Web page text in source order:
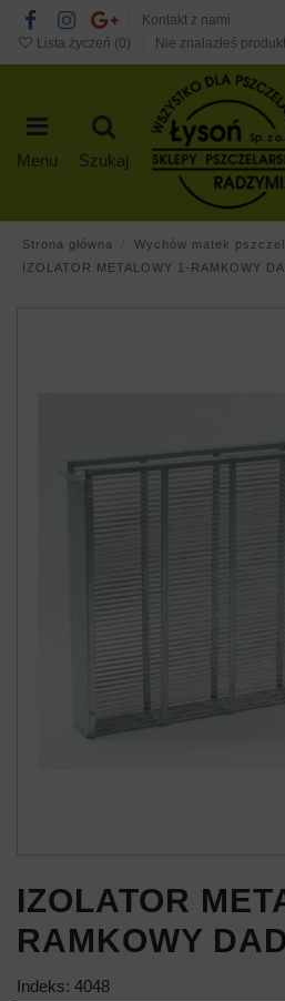
Kontakt z nami
Lista życzeń (0) Nie znalazłeś
Menu Szukaj
Strona główna Wychów matek
IZOLATOR METALOWY 1-RAMKOWY
IZOLATOR
RAMKOWY
Indeks: 4048